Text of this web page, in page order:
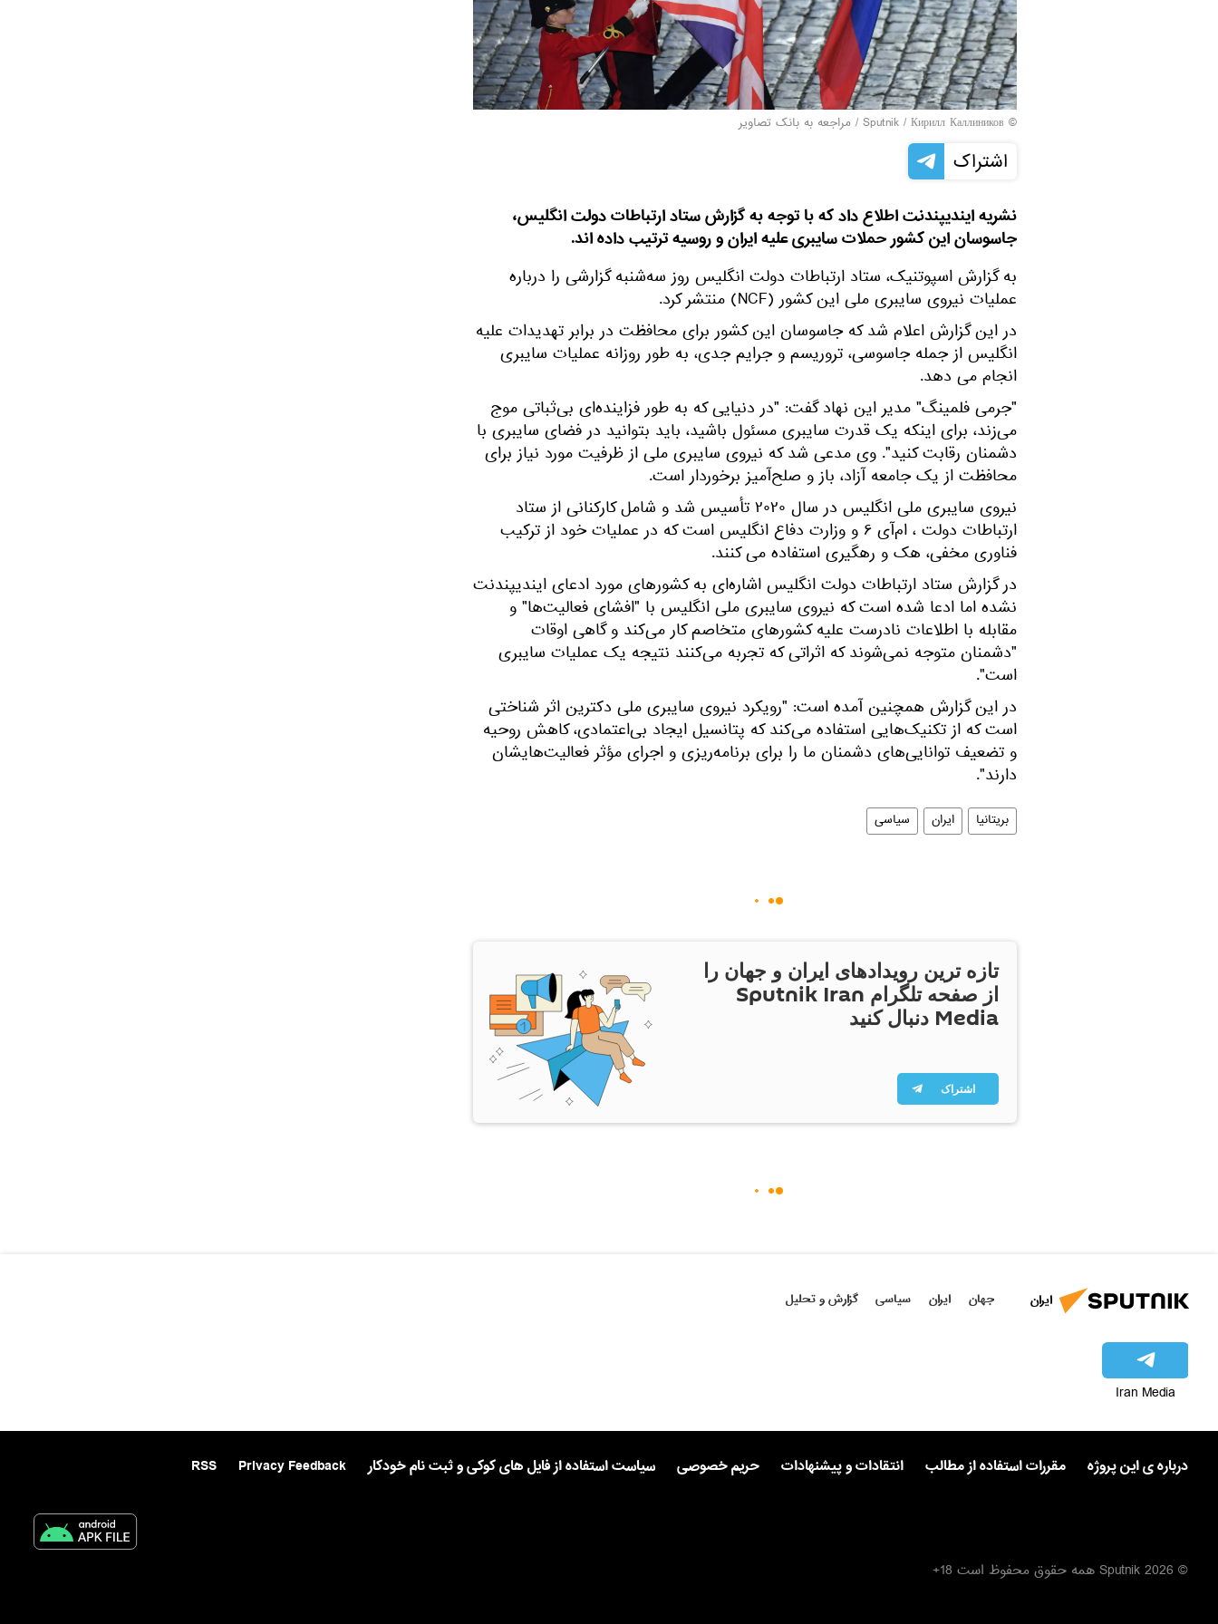
© Sputnik / Кирилл Каллиников
/ مراجعه به بانک تصاویر
اشتراک
نشریه ایندیپندنت اطلاع داد که با توجه به گزارش ستاد ارتباطات دولت انگلیس،
جاسوسان این کشور حملات سایبری علیه ایران و روسیه ترتیب داده اند.
به گزارش اسپوتنیک، ستاد ارتباطات دولت انگلیس روز سه‌شنبه گزارشی را درباره
عملیات نیروی سایبری ملی این کشور (NCF) منتشر کرد.
در این گزارش اعلام شد که جاسوسان این کشور برای محافظت در برابر تهدیدات علیه
انگلیس از جمله جاسوسی، تروریسم و جرایم جدی، به طور روزانه عملیات سایبری
انجام می دهد.
"جرمی فلمینگ" مدیر این نهاد گفت: "در دنیایی که به طور فزاینده‌ای بی‌ثباتی موج
می‌زند، برای اینکه یک قدرت سایبری مسئول باشید، باید بتوانید در فضای سایبری با
دشمنان رقابت کنید". وی مدعی شد که نیروی سایبری ملی از ظرفیت مورد نیاز برای
محافظت از یک جامعه آزاد، باز و صلح‌آمیز برخوردار است.
نیروی سایبری ملی انگلیس در سال ۲۰۲۰ تأسیس شد و شامل کارکنانی از ستاد
ارتباطات دولت ، ام‌آی ۶ و وزارت دفاع انگلیس است که در عملیات خود از ترکیب
فناوری مخفی، هک و رهگیری استفاده می کنند.
در گزارش ستاد ارتباطات دولت انگلیس اشاره‌ای به کشورهای مورد ادعای ایندیپندنت
نشده اما ادعا شده است که نیروی سایبری ملی انگلیس با "افشای فعالیت‌ها" و
مقابله با اطلاعات نادرست علیه کشورهای متخاصم کار می‌کند و گاهی اوقات
"دشمنان متوجه نمی‌شوند که اثراتی که تجربه می‌کنند نتیجه یک عملیات سایبری
است".
در این گزارش همچنین آمده است: "رویکرد نیروی سایبری ملی دکترین اثر شناختی
است که از تکنیک‌هایی استفاده می‌کند که پتانسیل ایجاد بی‌اعتمادی، کاهش روحیه
و تضعیف توانایی‌های دشمنان ما را برای برنامه‌ریزی و اجرای مؤثر فعالیت‌هایشان
دارند".
بریتانیا ایران سیاسی
تازه ترین رویدادهای ایران و جهان را
از صفحه تلگرام Sputnik Iran
Media دنبال کنید
اشتراک
ایران جهان ایران سیاسی گزارش و تحلیل
Iran Media
درباره ی این پروژه مقررات استفاده از مطالب انتقادات و پیشنهادات حریم خصوصی سیاست استفاده از فایل های کوکی و ثبت نام خودکار Privacy Feedback
RSS
© 2026 Sputnik همه حقوق محفوظ است 18+